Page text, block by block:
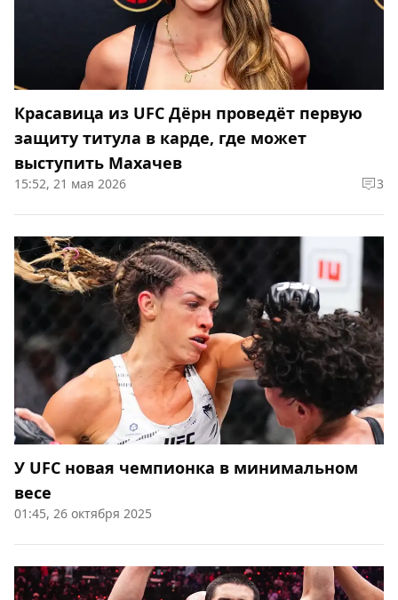
Красавица из UFC Дёрн проведёт первую
защиту титула в карде, где может
выступить Махачев
15:52, 21 мая 2026 3
У UFC новая чемпионка в минимальном
весе
01:45, 26 октября 2025